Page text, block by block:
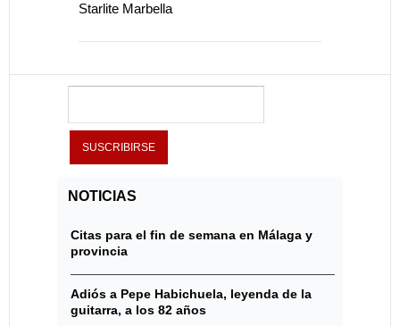
Starlite Marbella
NOTICIAS
Citas para el fin de semana en Málaga y
provincia
Adiós a Pepe Habichuela, leyenda de la
guitarra, a los 82 años